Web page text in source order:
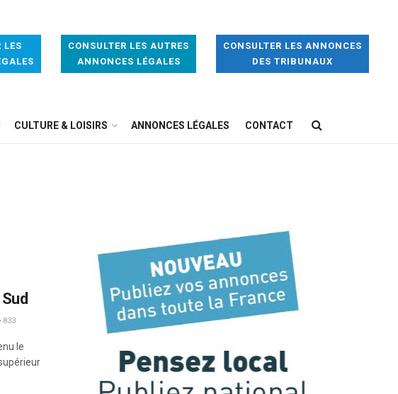
LES
CONSULTER LES AUTRES
ANNONCES LÉGALES
CONSULTER LES ANNONCES
DES TRIBUNAUX
CULTURE & LOISIRS ANNONCES LÉGALES CONTACT
833
le